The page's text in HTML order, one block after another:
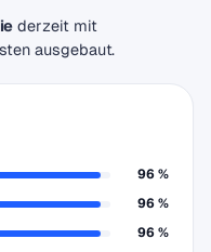
derzeit mit
ausgebaut.
96 %
96 %
96 %